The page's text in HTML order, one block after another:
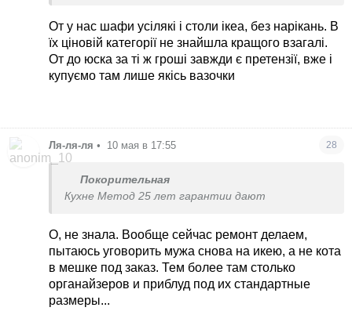
наших дітей такі пʼятий рік і взагалі без
нарікань. А діти вони ж ви знаєте як на ліжках
стрибають, і воду розлити можуть, і фарбою
забруднити
https://www.ikea.com/de/de/p/malm-bettgestell-mit-...
От у нас шафи усілякі і столи ікеа, без нарікань. В
їх ціновій категорії не знайшла кращого взагалі.
От до юска за ті ж гроші завжди є претензії, вже і
купуємо там лише якісь вазочки
Ля-ля-ля • 10 мая в 17:55 28
Покорительная
Кухне Метод 25 лет гарантии дают
О, не знала. Вообще сейчас ремонт делаем,
пытаюсь уговорить мужа снова на икею, а не кота
в мешке под заказ. Тем более там столько
органайзеров и приблуд под их стандартные
размеры...